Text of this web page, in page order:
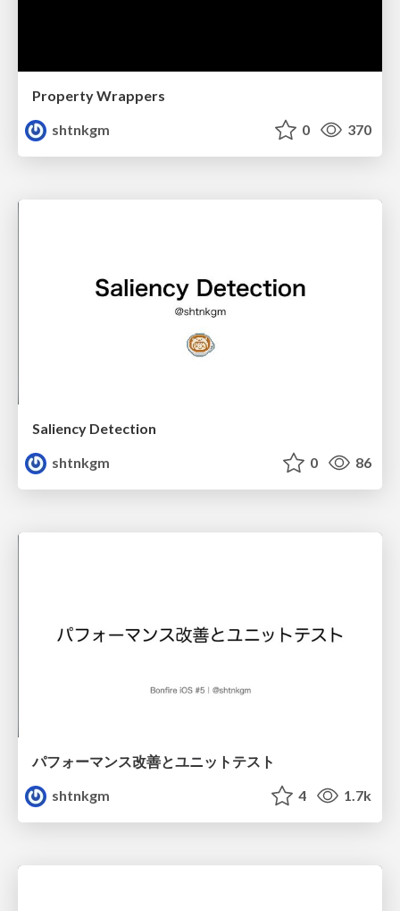
Property Wrappers
shtnkgm
0 370
Saliency Detection
shtnkgm
0 86
パフォーマンス改善とユニットテスト
shtnkgm
4 1.7k